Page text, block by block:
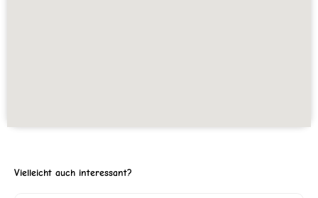
Vielleicht auch interessant?